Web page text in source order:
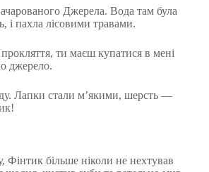
Джерела. Вода там була
і пахла лісовими травами.
ти маєш купатися в мені
джерело.
Лапки стали м’якими, шерсть —
більше ніколи не нехтував